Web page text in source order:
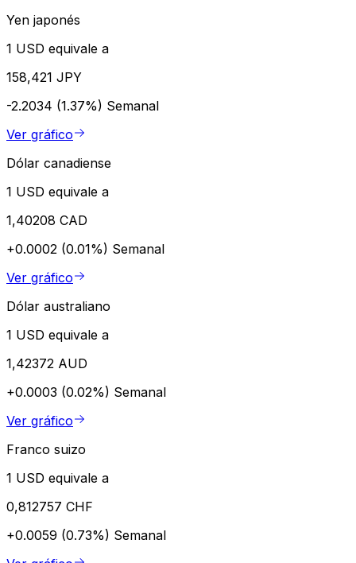
Yen japonés
1 USD equivale a
158,421 JPY
-2.2034 (1.37%) Semanal
Ver gráfico
Dólar canadiense
1 USD equivale a
1,40208 CAD
+0.0002 (0.01%) Semanal
Ver gráfico
Dólar australiano
1 USD equivale a
1,42372 AUD
+0.0003 (0.02%) Semanal
Ver gráfico
Franco suizo
1 USD equivale a
0,812757 CHF
+0.0059 (0.73%) Semanal